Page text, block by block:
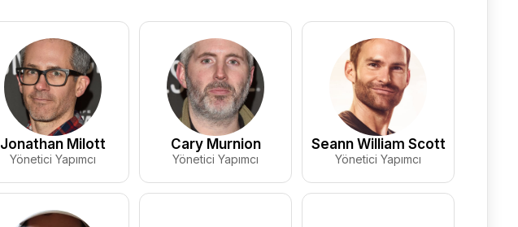
Jonathan Milott
Yönetici Yapımcı
Cary Murnion
Yönetici Yapımcı
Seann William Scott
Yönetici Yapımcı